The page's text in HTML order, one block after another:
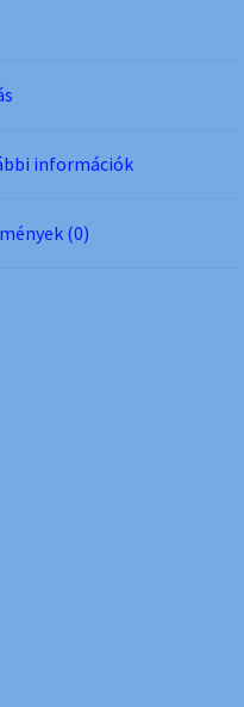
információk
(0)